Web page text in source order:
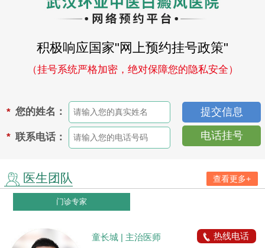
积极响应国家"网上预约挂号政策"
（挂号系统严格加密，绝对保障您的隐私安全）
* 您的姓名：
* 联系电话： 电话挂号
医生团队 查看更多+
门诊专家
童长城 | 主治医师
热线电话